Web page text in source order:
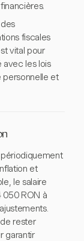
fiscales
vital pour
avec les lois
personnelle et
et
le salaire
050 RON à
rester
garantir